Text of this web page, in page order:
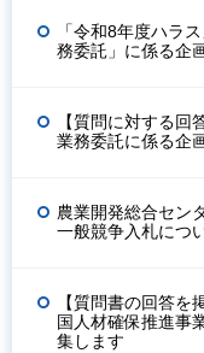
「令和8年度ハラ
務委託」に係る企
【質問に対する回
業務委託に係る企
農業開発総合セン
一般競争入札につ
【質問書の回答
国人材確保推進事
集します